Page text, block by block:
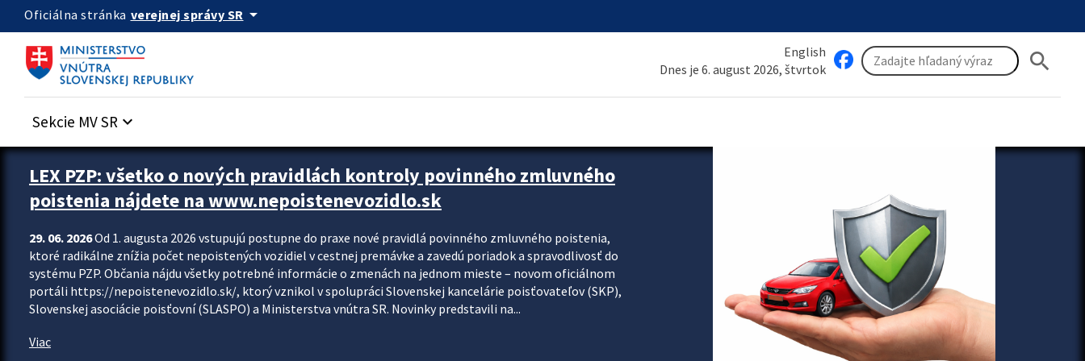
Preskocit na hlavný obsah
Oficiálna stránka verejnej správy SR arrow_drop_down
English
Dnes je 6. august 2026, štvrtok
search
Sekcie MV SR keyboard_arrow_down
Zastavit automatický posun upútavok
LEX PZP: všetko o nových pravidlách kontroly povinného zmluvného
poistenia nájdete na www.nepoistenevozidlo.sk
29. 06. 2026Od 1. augusta 2026 vstupujú postupne do praxe nové pravidlá povinného zmluvného poistenia,
ktoré radikálne znížia počet nepoistených vozidiel v cestnej premávke a zavedú poriadok a spravodlivosť do
systému PZP. Občania nájdu všetky potrebné informácie o zmenách na jednom mieste – novom oficiálnom
portáli https://nepoistenevozidlo.sk/, ktorý vznikol v spolupráci Slovenskej kancelárie poisťovateľov (SKP),
Slovenskej asociácie poisťovní (SLASPO) a Ministerstva vnútra SR. Novinky predstavili na...
Viac